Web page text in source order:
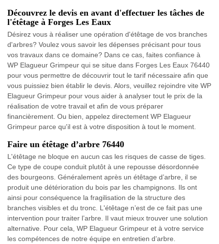
Découvrez le devis en avant d'effectuer les tâches de
l'étêtage à Forges Les Eaux
Désirez vous à réaliser une opération d'étêtage de vos branches
d'arbres? Voulez vous savoir les dépenses précisant pour tous
vos travaux dans ce domaine? Dans ce cas, faites confiance à
WP Elagueur Grimpeur qui se situe dans Forges Les Eaux 76440
pour vous permettre de découvrir tout le tarif nécessaire afin que
vous puissiez bien établir le devis. Alors, veuillez rejoindre vite WP
Elagueur Grimpeur pour vous aider à analyser tout le prix de la
réalisation de votre travail et afin de vous préparer
financièrement. Ou bien, appelez directement WP Elagueur
Grimpeur parce qu'il est à votre disposition à tout le moment.
Faire un étêtage d’arbre 76440
L'étêtage ne bloque en aucun cas les risques de casse de tiges.
Ce type de coupe conduit plutôt à une repousse désordonnée
des bourgeons. Généralement après un étêtage d’arbre, il se
produit une détérioration du bois par les champignons. Ils ont
ainsi pour conséquence la fragilisation de la structure des
branches visibles et du tronc. L'étêtage n’est de ce fait pas une
intervention pour traiter l’arbre. Il vaut mieux trouver une solution
alternative. Pour cela, WP Elagueur Grimpeur et à votre service
les compétences de notre équipe en entretien d’arbre.